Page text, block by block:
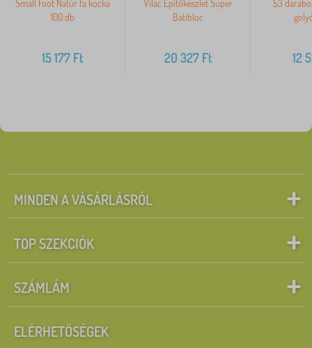
Small Foot Natúr fa kocka
100 db
15 177 Ft
Vilac Építőkészlet Super
Batibloc
20 327Ft
53
12
MINDEN A VÁSÁRLÁSRÓL
TOP SZEKCIÓK
SZÁMLÁM
ELÉRHETŐSÉGEK